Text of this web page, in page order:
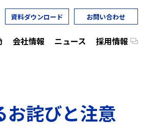
資料ダウンロード お問い合わせ
会社情報 ニュース 採用情報
詫びと注意